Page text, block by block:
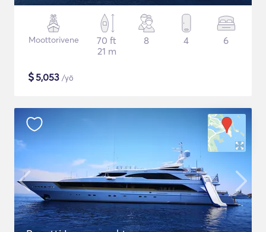
Moottorivene
70 ft
21 m
8 4 6
$5,053 /yö